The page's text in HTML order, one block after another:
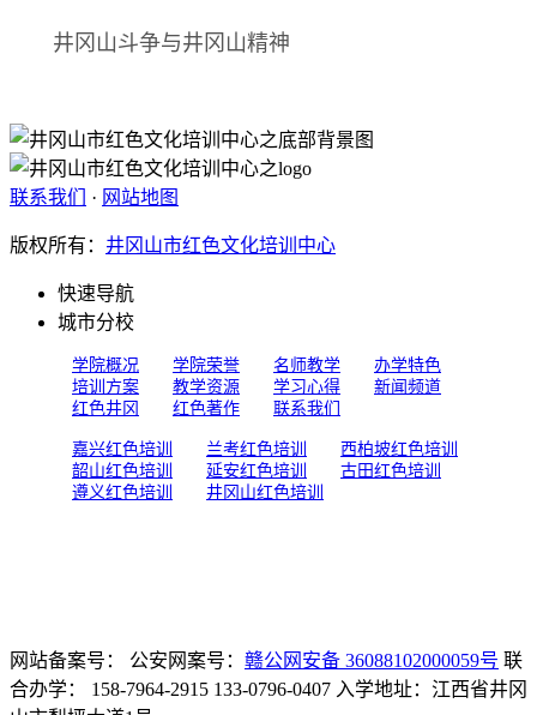
井冈山斗争与井冈山精神
联系我们 · 网站地图
版权所有： 井冈山市红色文化培训中心
快速导航
城市分校
学院概况 学院荣誉 名师教学
办学特色
培训方案
教学资源 学习心得
新闻频道
红色井冈
红色著作 联系我们
嘉兴红色培训 兰考红色培训
西柏坡红色培训
韶山红色培训
延安红色培训
古田红色培训
遵义红色培训
井冈山红色培训
网站备案号： 公安网案号： 赣公网安备 36088102000059号 联
合办学： 158-7964-2915 133-0796-0407 入学地址：江西省井冈